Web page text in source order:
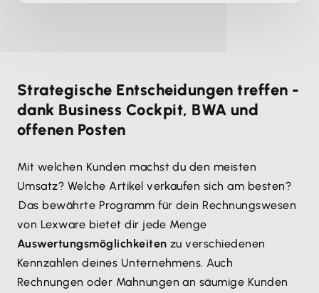
Strategische Entscheidungen treffen -
dank Business Cockpit, BWA und
offenen Posten
Mit welchen Kunden machst du den meisten
Umsatz? Welche Artikel verkaufen sich am besten?
Das bewährte Programm für dein Rechnungswesen
von Lexware bietet dir jede Menge
Auswertungsmöglichkeiten zu verschiedenen
Kennzahlen deines Unternehmens. Auch
Rechnungen oder Mahnungen an säumige Kunden